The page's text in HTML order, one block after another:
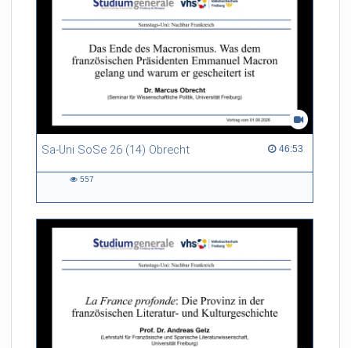
Sa-Uni SoSe 26 (14) Obrecht 46:53
46:53 duration
557